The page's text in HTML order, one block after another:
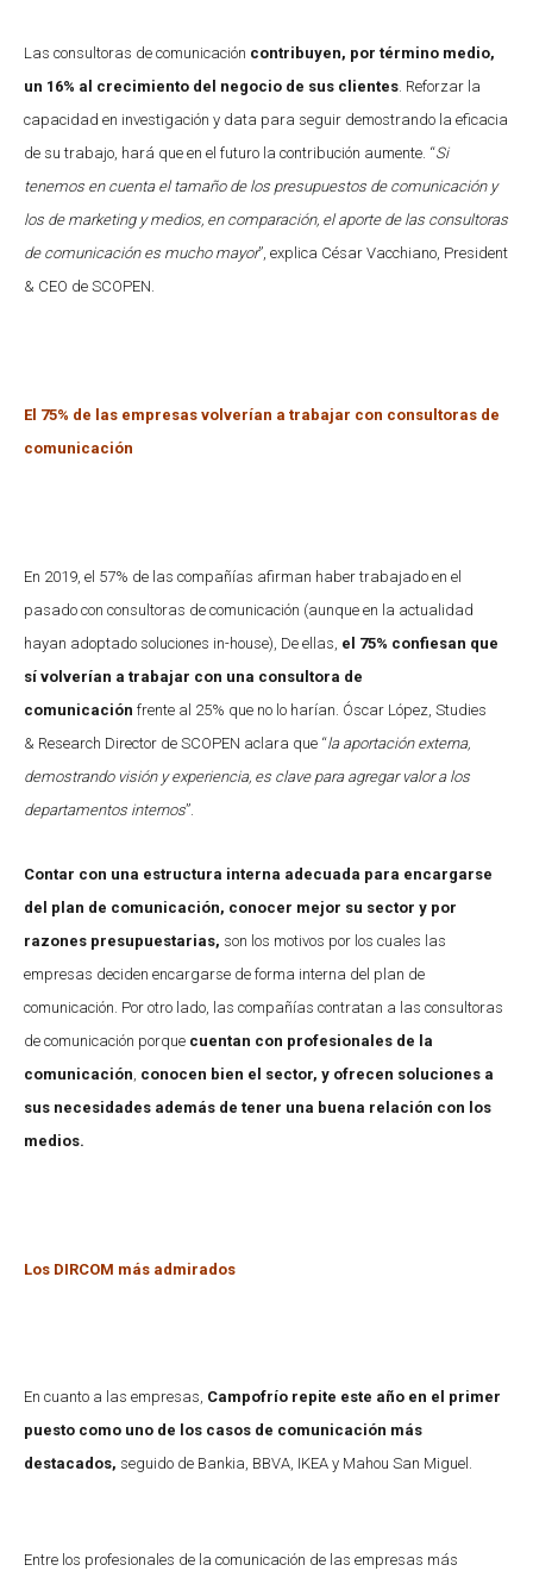
Las consultoras de comunicación contribuyen, por término medio,
un 16% al crecimiento del negocio de sus clientes . Reforzar la
capacidad en investigación y data para seguir demostrando la eficacia
de su trabajo, hará que en el futuro la contribución aumente. “Si
tenemos en cuenta el tamaño de los presupuestos de comunicación y
los de marketing y medios, en comparación, el aporte de las consultoras
de comunicación es mucho mayor”, explica César Vacchiano, President
& CEO de SCOPEN.
El 75% de las empresas volverían a trabajar con consultoras de
comunicación
En 2019, el 57% de las compañías afirman haber trabajado en el
pasado con consultoras de comunicación (aunque en la actualidad
hayan adoptado soluciones in-house), De ellas, el 75% confiesan que
sí volverían a trabajar con una consultora de
comunicación frente al 25% que no lo harían. Óscar López, Studies
& Research Director de SCOPEN aclara que “la aportación externa,
demostrando visión y experiencia, es clave para agregar valor a los
departamentos internos”.
Contar con una estructura interna adecuada para encargarse
del plan de comunicación, conocer mejor su sector y por
razones presupuestarias, son los motivos por los cuales las
empresas deciden encargarse de forma interna del plan de
comunicación. Por otro lado, las compañías contratan a las consultoras
de comunicación porque cuentan con profesionales de la
comunicación conocen bien el sector, y ofrecen soluciones a
sus necesidades además de tener una buena relación con los
medios.
Los DIRCOM más admirados
En cuanto a las empresas, Campofrío repite este año en el primer
puesto como uno de los casos de comunicación más
destacados, seguido de Bankia, BBVA, IKEA y Mahou San Miguel.
Entre los profesionales de la comunicación de las empresas más